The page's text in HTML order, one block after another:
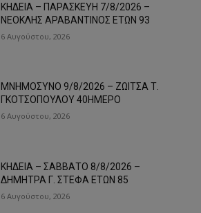
ΚΗΔΕΙΑ – ΠΑΡΑΣΚΕΥΗ 7/8/2026 –
ΝΕΟΚΛΗΣ ΑΡΑΒΑΝΤΙΝΟΣ ΕΤΩΝ 93
6 Αυγούστου, 2026
ΜΝΗΜΟΣΥΝΟ 9/8/2026 – ΖΩΙΤΣΑ Τ.
ΓΚΟΤΣΟΠΟΥΛΟΥ 40ΗΜΕΡΟ
6 Αυγούστου, 2026
ΚΗΔΕΙΑ – ΣΑΒΒΑΤΟ 8/8/2026 –
ΔΗΜΗΤΡΑ Γ. ΣΤΕΦΑ ΕΤΩΝ 85
6 Αυγούστου, 2026